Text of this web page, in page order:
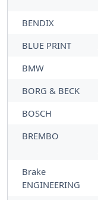
BENDIX
BLUE PRINT
BMW
BORG & BECK
BOSCH
BREMBO
Brake
ENGINEERING